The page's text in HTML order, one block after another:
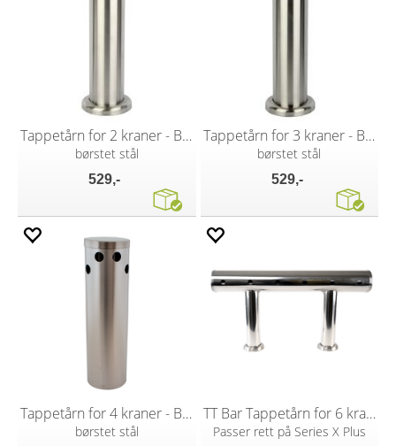
Tappetårn for 2 kraner - Blank
børstet stål
529,-
Tappetårn for 3 kraner - Blank
børstet stål
529,-
Tappetårn for 4 kraner - Blank
børstet stål
TT Bar Tappetårn for 6 kraner
Passer rett på Series X Plus